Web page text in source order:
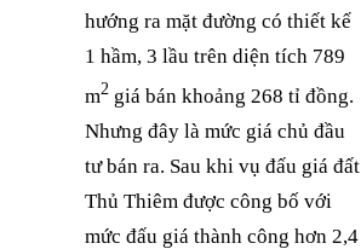
hướng ra mặt đường có thiết kế
1 hầm, 3 lầu trên diện tích 789
m2 giá bán khoảng 268 tỉ đồng.
Nhưng đây là mức giá chủ đầu
tư bán ra. Sau khi vụ đấu giá đất
Thủ Thiêm được công bố với
mức đấu giá thành công hơn 2,4